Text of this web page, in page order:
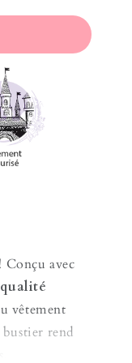
Conçu avec
qualité
vêtement
rend